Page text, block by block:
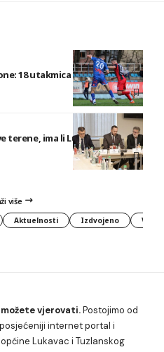
18 utakmica i 8 bodova
terene, ima li Lukavca na listi?
više
Aktuelnosti Izdvojeno
vjerovati.Postojimo od
internet portal i
Lukavac i Tuzlanskog